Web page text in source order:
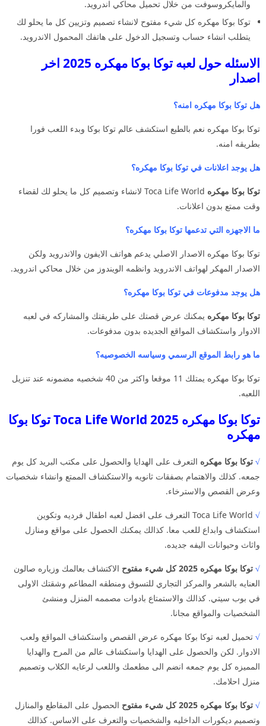
والمايكروسوفت من خلال تحميل محاكي اندرويد.
توكا بوكا مهكره كل شيء مفتوح لانشاء تصميم وتزيين كل ما يحلو لك
يتطلب انشاء حساب وتسجيل الدخول على هاتفك المحمول الاندرويد.
الاسئله حول لعبه توكا بوكا مهكره 2025 اخر
اصدار
هل توكا بوكا مهكره امنه؟
توكا بوكا مهكره نعم بالطبع استكشف عالم توكا بوكا وبدء اللعب فورا
بطريقه امنه.
هل يوجد اعلانات في توكا بوكا مهكره؟
توكا بوكا مهكره
Toca Life World لانشاء وتصميم كل ما يحلو لك لقضاء
وقت ممتع بدون اعلانات.
ما الاجهزه التي تدعمها توكا بوكا مهكره؟
توكا بوكا مهكره الاصدار الاصلي يدعم هواتف الايفون والاندرويد ولكن
الاصدار المهكر لهواتف الاندرويد وانظمه الويندوز من خلال محاكي اندرويد.
هل يوجد مدفوعات في توكا بوكا مهكره؟
توكا بوكا مهكره يمكنك عرض قصتك على طريقتك والمشاركه في لعبه
الادوار واستكشاف المواقع الجديده بدون مدفوعات.
ما هو رابط الموقع الرسمي وسياسه الخصوصيه؟
توكا بوكا مهكره يمتلك 11 موقعا واكثر من 40 شخصيه مضمونه عند تنزيل
اللعبه.
توكا بوكا مهكره 2025 Toca Life World توكا بوكا
مهكره
√ توكا بوكا مهكره التعرف على الهدايا والحصول على مكتب البريد كل يوم
جمعه. كذلك والاهتمام بصفقات ثانويه والاستكشاف الممتع وانشاء شخصيات
وعرض القصص والاسترخاء.
√
Toca Life World التعرف على افضل لعبه اطفال فرديه وتكوين
استكشاف وابداع للعب معا. كذالك يمكنك الحصول على مواقع ومنازل
واثاث وحيوانات اليفه جديده.
√ توكا بوكا مهكره 2025 كل شيء مفتوح
الاكتشاف بعالمك وزياره صالون
العنايه بالشعر والمركز التجاري للتسوق ومنطقه المطاعم وشقتك الاولى
في بوب سيتي. كذالك والاستمتاع بادوات مصممه المنزل ومنشئ
الشخصيات والمواقع مجانا.
√ تحميل لعبه توكا بوكا مهكره عرض القصص واستكشاف المواقع ولعب
الادوار. لكن والحصول على الهدايا واستكشاف عالم من المرح والهدايا
المميزه كل يوم جمعه انضم الى مطعمك واللعب لرعايه الكلاب وتصميم
منزل احلامك.
√ توكا بوكا مهكره 2025 كل شيء مفتوح
الحصول على المقاطع والمنازل
وتصميم ديكورات الداخليه والشخصيات والتعرف على الاساس. كذالك